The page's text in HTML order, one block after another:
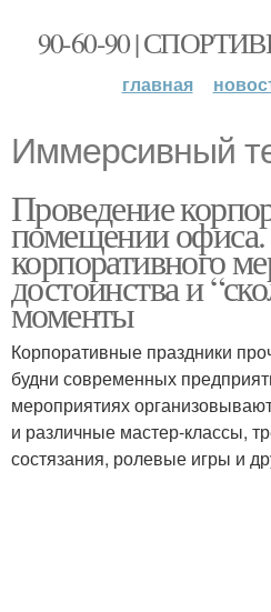
90-60-90 |
главная
Иммерсивный
Проведение
помещении
корпоративного
достоинства и
моменты
Корпоративные праздники
будни современных
мероприятиях
и различные мастер-классы,
состязания, ролевые игры и